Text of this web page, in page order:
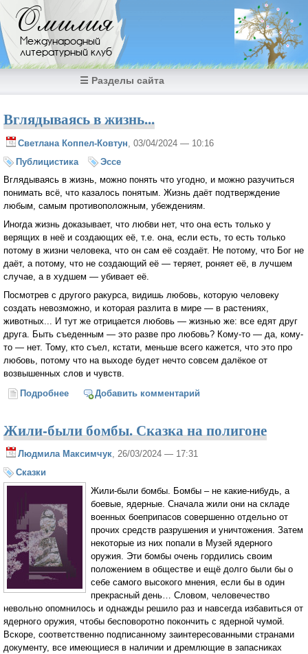
Перейти к основному содержанию
Омилия
Международный
литературный клуб
☰ Разделы сайта
Вглядываясь в жизнь...
Светлана Коппел-Ковтун , 03/04/2024 — 10:16
Публицистика
Эссе
Вглядываясь в жизнь, можно понять что угодно, и можно разучиться
понимать всё, что казалось понятым. Жизнь даёт подтверждение
любым, самым противоположным, убеждениям.
Иногда жизнь доказывает, что любви нет, что она есть только у
верящих в неё и создающих её, т.е. она, если есть, то есть только
потому в жизни человека, что он сам её создаёт. Не потому, что Бог не
даёт, а потому, что не создающий её — теряет, роняет её, в лучшем
случае, а в худшем — убивает её.
Посмотрев с другого ракурса, видишь любовь, которую человеку
создать невозможно, и которая разлита в мире — в растениях,
животных... И тут же отрицается любовь — жизнью же: все едят друг
друга. Быть съеденным — это разве про любовь? Кому-то — да, кому-
то — нет. Тому, кто съел, кстати, меньше всего кажется, что это про
любовь, потому что на выходе будет нечто совсем далёкое от
возвышенных слов и чувств.
Подробнее о Вглядываясь в жизнь...
Добавить комментарий
Жили-были бомбы. Сказка на полигоне
Людмила Максимчук, 26/03/2024 — 17:31
Сказки
Жили-были бомбы. Бомбы – не какие-нибудь, а
боевые, ядерные. Сначала жили они на складе
военных боеприпасов совершенно отдельно от
прочих средств разрушения и уничтожения. Затем
некоторые из них попали в Музей ядерного
оружия. Эти бомбы очень гордились своим
положением в обществе и ещё долго были бы о
себе самого высокого мнения, если бы в один
прекрасный день… Словом, человечество
невольно опомнилось и однажды решило раз и навсегда избавиться от
ядерного оружия, чтобы бесповоротно покончить с ядерной чумой.
Вскоре, соответственно подписанному заинтересованными странами
документу, все имеющиеся в наличии и дремлющие в запасниках